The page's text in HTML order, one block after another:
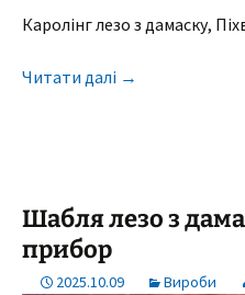
Каролінг лезо з дамаску,
Читати далі →
Шабля лезо з
прибор
2025.10.09 Вироби